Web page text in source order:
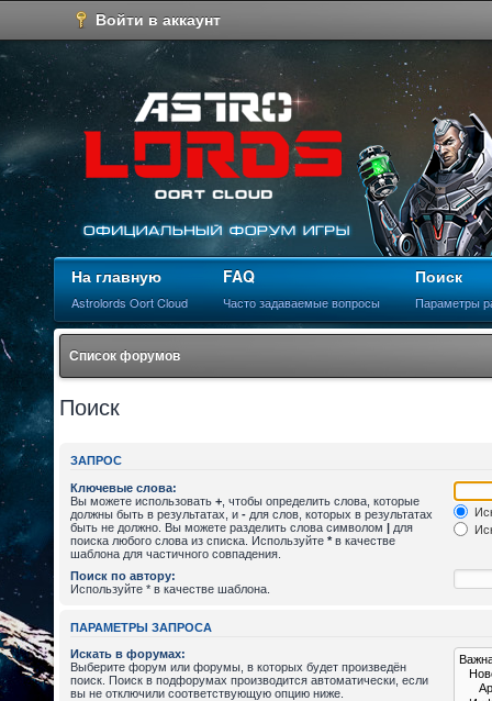
Войти в аккаунт
На главную
Astrolords Oort Cloud
FAQ
Часто задаваемые вопросы
Поиск
Параметры
Список форумов
Поиск
ЗАПРОС
Ключевые слова:
Вы можете использовать + , чтобы определить слова, которые
должны быть в результатах, и - для слов, которых в результатах
быть не должно. Вы можете разделить слова символом | для
поиска любого слова из списка. Используйте * в качестве
шаблона для частичного совпадения.
Поиск по автору:
Используйте * в качестве шаблона.
ПАРАМЕТРЫ ЗАПРОСА
Искать в форумах:
Выберите форум или форумы, в которых будет произведён
поиск. Поиск в подфорумах производится автоматически, если
вы не отключили соответствующую опцию ниже.